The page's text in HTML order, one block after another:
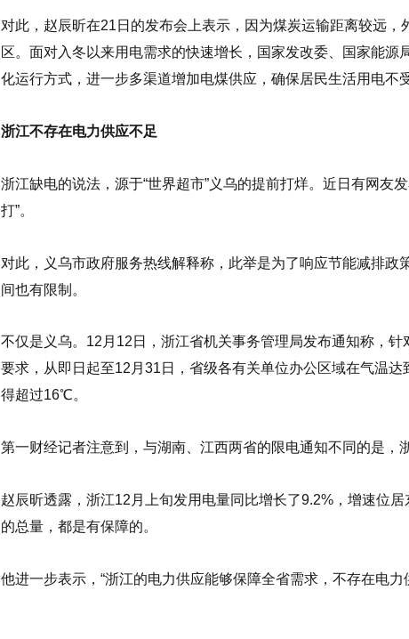
对此，赵辰昕在21日的发布会上表示，因为煤炭运输距离较远
区。面对入冬以来用电需求的快速增长，国家发改委、国家能
化运行方式，进一步多渠道增加电煤供应，确保居民生活用电不
浙江不存在电力供应不足
浙江缺电的说法，源于“世界超市”义乌的提前打烊。近日有网友
打”。
对此，义乌市政府服务热线解释称，此举是为了响应节能减排
间也有限制。
不仅是义乌。12月12日，浙江省机关事务管理局发布通知称，针
要求，从即日起至12月31日，省级各有关单位办公区域在气温
得超过16℃。
第一财经记者注意到，与湖南、江西两省的限电通知不同的是，
赵辰昕透露，浙江12月上旬发用电量同比增长了9.2%，增速位
的总量，都是有保障的。
他进一步表示，“浙江的电力供应能够保障全省需求，不存在电力